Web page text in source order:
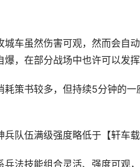
虽然伤害可观，然而会自动
，在部分战场中也许可以发挥
书较多，但持续5分钟的一
伍满级强度略低于【轩车载
技能组合灵活、强度可观，